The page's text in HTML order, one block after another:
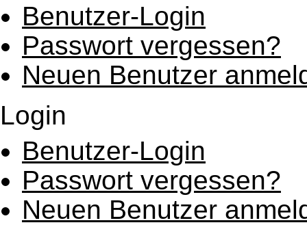
Benutzer-Login
Passwort vergessen?
Neuen Benutzer
Login
Benutzer-Login
Passwort vergessen?
Neuen Benutzer